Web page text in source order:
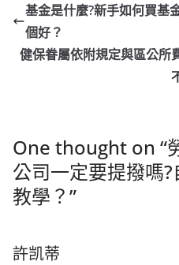
基金是什麼?新手如何買基
個好？
健保眷屬依附規定與區公所
One thought on “
公司一定要提撥嗎
教學？”
許凯蒂